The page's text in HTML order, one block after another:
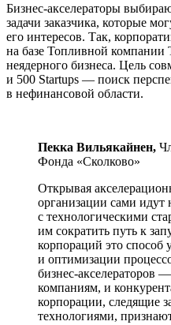
Бизнес-акселераторы
задачи заказчика, которые
его интересов. Так,
на базе Топливной компании
неядерного бизнеса. Цель
и 500 Startups — поиск
в нефинансовой области.
Пекка Вильякайнен,
Фонда «Сколково»
Открывая
организации сами идут
с технологическими
им сократить путь к
корпораций это способ
и оптимизации
бизнес-акселераторов
компаниям, и
корпорации, следящие
технологиями,